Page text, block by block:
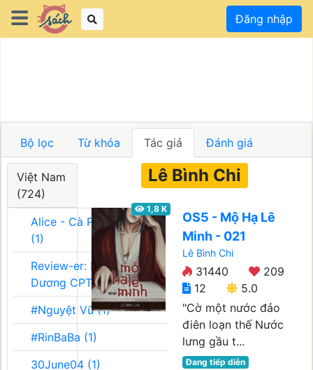
Đăng nhập
Bộ lọc Từ khóa Tác giả Đánh giá
Việt Nam
(724)
Alice - Cà Phê Team
(1)
Review-er: Dương
Dương CPT (1)
#Nguyệt Vũ (1)
#RinBaBa (1)
30June04 (1)
Lê Bình Chi
1,8 K
OS5 - Mộ Hạ Lê
Minh - 021
Lê Bình Chi
31440
209
12
5.0
"Cờ một nước đảo
điên loạn thế Nước
lưng gầu t...
Đang tiếp diễn